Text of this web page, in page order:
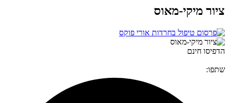
ציור מיקי-מאוס
הדפיסו חינם
שתפו: